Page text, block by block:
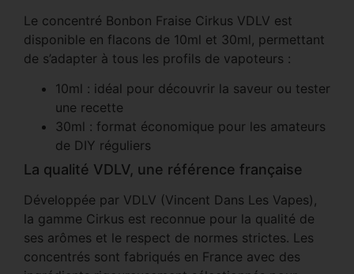
Le concentré Bonbon Fraise Cirkus VDLV est
disponible en flacons de 10ml et 30ml, permettant
de s’adapter à tous les profils de vapoteurs :
10ml : idéal pour découvrir la saveur ou tester
une recette
30ml : format économique pour les amateurs
de DIY réguliers
La qualité VDLV, une référence française
Développée par VDLV (Vincent Dans Les Vapes),
la gamme Cirkus est reconnue pour la qualité de
ses arômes et le respect de normes strictes. Les
concentrés sont fabriqués en France avec des